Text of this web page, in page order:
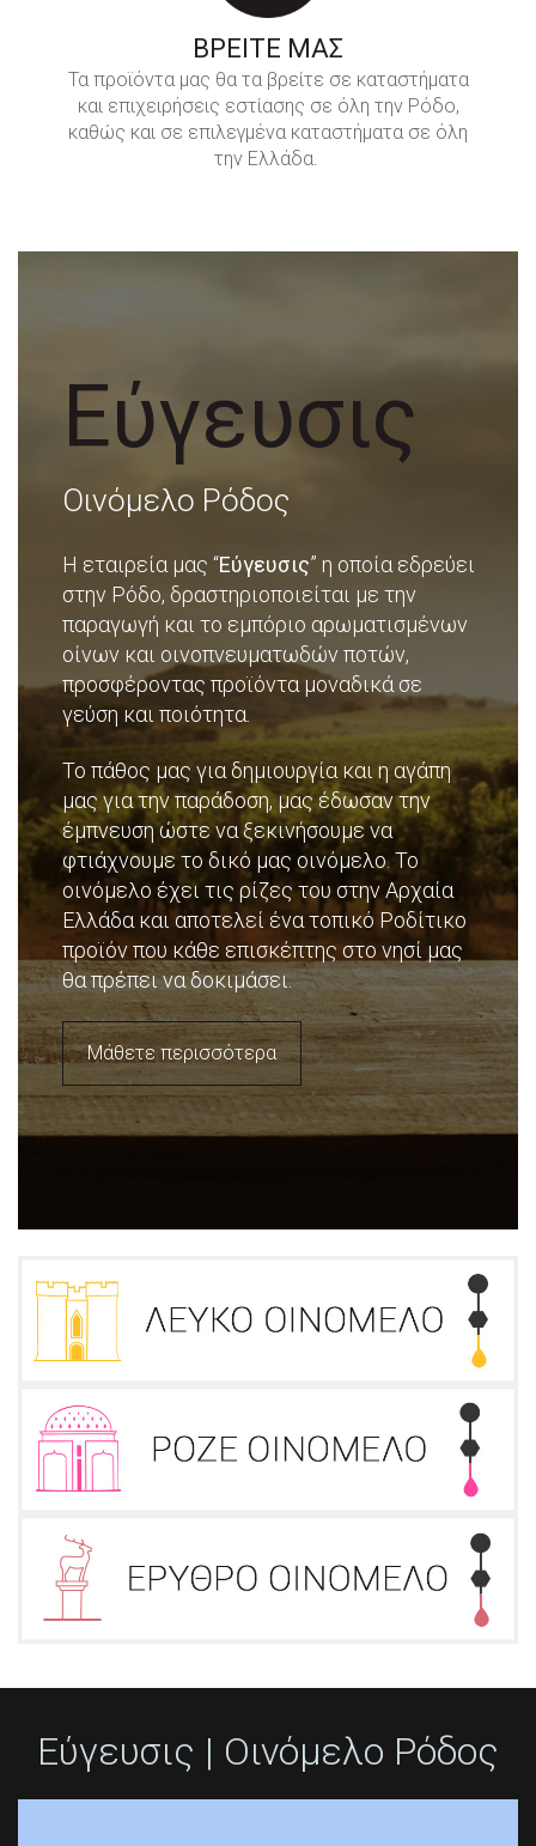
ΒΡΕΙΤΕ ΜΑΣ
Τα προϊόντα μας θα τα βρείτε σε καταστήματα
και επιχειρήσεις εστίασης σε όλη την Ρόδο,
καθώς και σε επιλεγμένα καταστήματα σε όλη
την Ελλάδα.
Εύγευσις
Οινόμελο Ρόδος
Η εταιρεία μας “Εύγευσις” η οποία εδρεύει
στην Ρόδο, δραστηριοποιείται με την
παραγωγή και το εμπόριο αρωματισμένων
οίνων και οινοπνευματωδών ποτών,
προσφέροντας προϊόντα μοναδικά σε
γεύση και ποιότητα.
Το πάθος μας για δημιουργία και η αγάπη
μας για την παράδοση, μας έδωσαν την
έμπνευση ώστε να ξεκινήσουμε να
φτιάχνουμε το δικό μας οινόμελο. Το
οινόμελο έχει τις ρίζες του στην Αρχαία
Ελλάδα και αποτελεί ένα τοπικό Ροδίτικο
προϊόν που κάθε επισκέπτης στο νησί μας
θα πρέπει να δοκιμάσει.
Μάθετε περισσότερα
Εύγευσις | Οινόμελο Ρόδος